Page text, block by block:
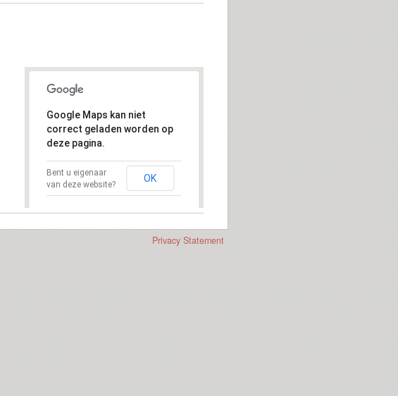
Google Maps kan niet
correct geladen worden op
deze pagina.
Bent u eigenaar
van deze website?
OK
Privacy Statement